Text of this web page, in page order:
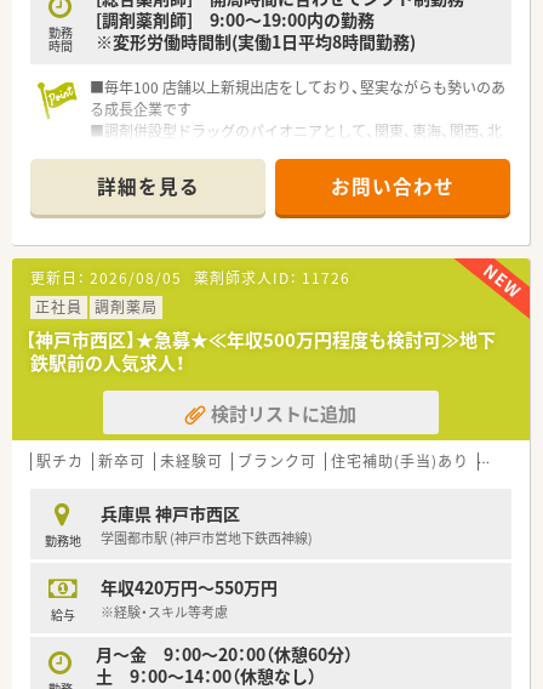
勤務
時間
[調剤薬剤師] 9:00～19:00内の勤務
※変形労働時間制(実働1日平均8時間勤務)
■毎年100 店舗以上新規出店をしており、堅実ながらも勢いのあ
る成長企業です
■調剤併設型ドラッグのパイオニアとして、関東、東海、関西、北
■研修制度は様々なプランがあり、集合研修だけでなく任意で受
講可能な研修も幅広く用意されています
■店舗で活躍する従業員、社外で活躍する従業員、将来経営幹部
となる従業員など、薬剤師として様々な活躍ができるフィールド
を用意されています
■総合薬剤師・調剤薬剤師（土日休み・19時までの勤務）どちらか
の働き方を選択できます
■調剤併設型だけでなく「医療モール・クリニック併設店舗」「敷
地内薬局」「訪問調剤特化型店舗」など様々な店舗を運営してい
ます
■在宅医療にも積極的取り組んでおり「訪問調剤特化型店舗」を
50店舗以上、無菌調剤室は業界最多の51店舗設置しています
■「プラチナくるみん認定企業」「健康経営優良法人2023（大規模
法人部門）認定」等を取得し一人ひとりが働きやすい環境が整備
■充実した研修制度、人事制度、評価制度、キャリア支援制度等
があるのも特徴です
詳細を見る お問い合わせ
更新日： 2026/08/05 薬剤師求人ID： 11726
正社員
調剤薬局
【神戸市西区】★急募★≪年収500万円程度も検討可≫地下
鉄駅前の人気求人！
検討リストに追加
駅チカ 新卒可 未経験可 ブランク可 住宅補助(手当)あり 教育制
勤務地
兵庫県 神戸市西区
学園都市駅 (神戸市営地下鉄西神線)
給与
年収420万円～550万円
※経験・スキル等考慮
月～金 9：00～20：00（休憩60分）
土 9：00～14：00（休憩なし）